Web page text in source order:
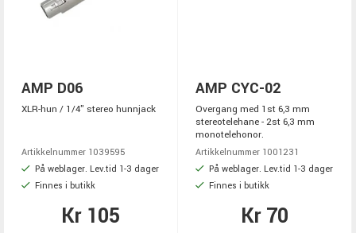
AMP D06
XLR-hun / 1/4" stereo hunnjack
Artikkelnummer 1039595
På weblager. Lev.tid 1-3 dager
Finnes i butikk
Kr 105
AMP CYC-02
Overgang med 1st 6,3 mm
stereotelehane - 2st 6,3 mm
monotelehonor.
Artikkelnummer 1001231
På weblager. Lev.tid 1-3 dager
Finnes i butikk
Kr 70